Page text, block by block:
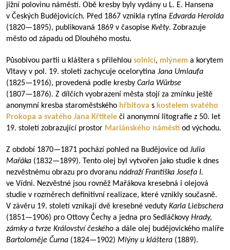
jižní polovinu náměstí. Obě kresby byly vydány u L. E. Hansena
v Českých Budějovicích. Před 1867 vznikla rytina Edvarda Herolda
(1820—1895), publikovaná 1869 v časopise Květy. Zobrazuje
město od západu od Dlouhého mostu.
Působivou partii u kláštera s přilehlou solnicí, mlýnem a korytem
Vltavy v pol. 19. století zachycuje ocelorytina Jana Umlaufa
(1825—1916), provedená podle kresby Carla Würbse
(1807—1876). Z dílčích vyobrazení města stojí za zmínku ještě
anonymní kresba staroměstského hřbitova s kostelem svatého
Prokopa a svatého Jana Křtitele či anonymní litografie z 50. let
19. století zobrazující prostor Mariánského náměstí od východu.
Z období 1870—1871 pochází pohled na Budějovice od Julia
Mařáka (1832—1899). Tento olej byl vytvořen jako studie k dnes
nezvěstnému obrazu pro dvoranu nádraží Františka Josefa I.
ve Vídni. Nezvěstné jsou rovněž Mařákova kresebná i olejová
studie v rozměrech definitivní realizace, které vznikly současně.
V závěru 19. století vznikají dvě kresebné veduty Karla Liebschera
(1851—1906) pro Ottovy Čechy a jedna pro Sedláčkovy Hrady,
zámky a tvrze Království českého a dále olej budějovického malíře
Bartoloměje Čurna (1824—1902) Mlýny u kláštera (1889).